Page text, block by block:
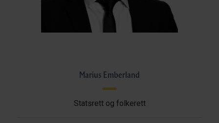
Marius Emberland
Statsrett og folkerett